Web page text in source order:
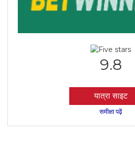
9.8
यात्रा साइट
समीक्षा पढ़ें